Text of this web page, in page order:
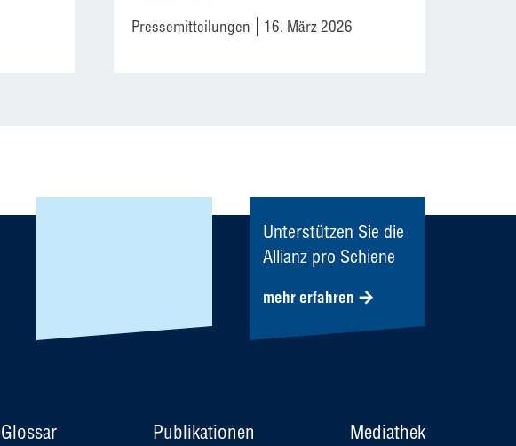
Pressemitteilungen 16. März 2026
Glossar Publikationen Mediathek
Unterstützen Sie die
Allianz pro Schiene
mehr erfahren